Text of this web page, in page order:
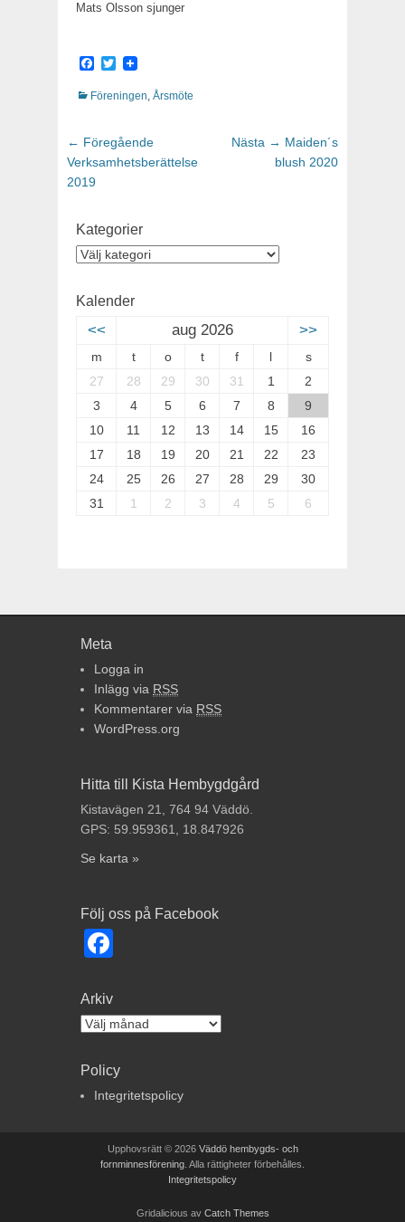
Mats Olsson sjunger
Facebook
Twitter
Kategorier
Föreningen, Årsmöte
Inläggsnavigering
← Föregående
inlägg:
Verksamhetsberättelse
2019
Nästa → Nästa
inlägg:
Maiden´s
blush 2020
Kategorier
Kategorier
Kalender
<< aug 2026 >>
m t o t f l
s
27
28 29 30 31 1
2
3
4 5 6 7 8
9
10
11 12 13 14 15
16
17
18 19 20 21 22
23
24
25 26 27 28 29
30
31
1 2 3 4 5 6
Meta
Logga in
Inlägg via RSS
Kommentarer via RSS
WordPress.org
Hitta till Kista Hembygdgård
Kistavägen 21, 764 94 Väddö.
GPS: 59.959361, 18.847926
Se karta »
Följ oss på Facebook
Arkiv
Arkiv
Policy
Integritetspolicy
Upphovsrätt © 2026 Väddö hembygds- och
fornminnesförening . Alla rättigheter förbehålles.
Integritetspolicy
Gridalicious av Catch Themes